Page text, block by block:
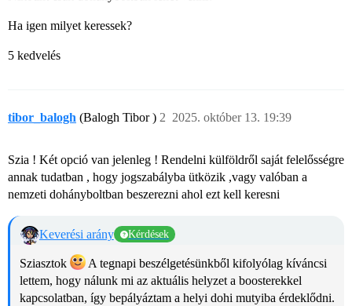
Ha igen milyet keressek?
5 kedvelés
tibor_balogh (Balogh Tibor ) 2025. október 13. 19:39
2
Szia ! Két opció van jelenleg ! Rendelni külföldről saját felelősségre
annak tudatban , hogy jogszabályba ütközik ,vagy valóban a
nemzeti dohányboltban beszerezni ahol ezt kell keresni
Keverési arány Kérdések
Sziasztok
A tegnapi beszélgetésünkből kifolyólag kíváncsi
lettem, hogy nálunk mi az aktuális helyzet a boosterekkel
kapcsolatban, így bepályáztam a helyi dohi mutyiba érdeklődni.